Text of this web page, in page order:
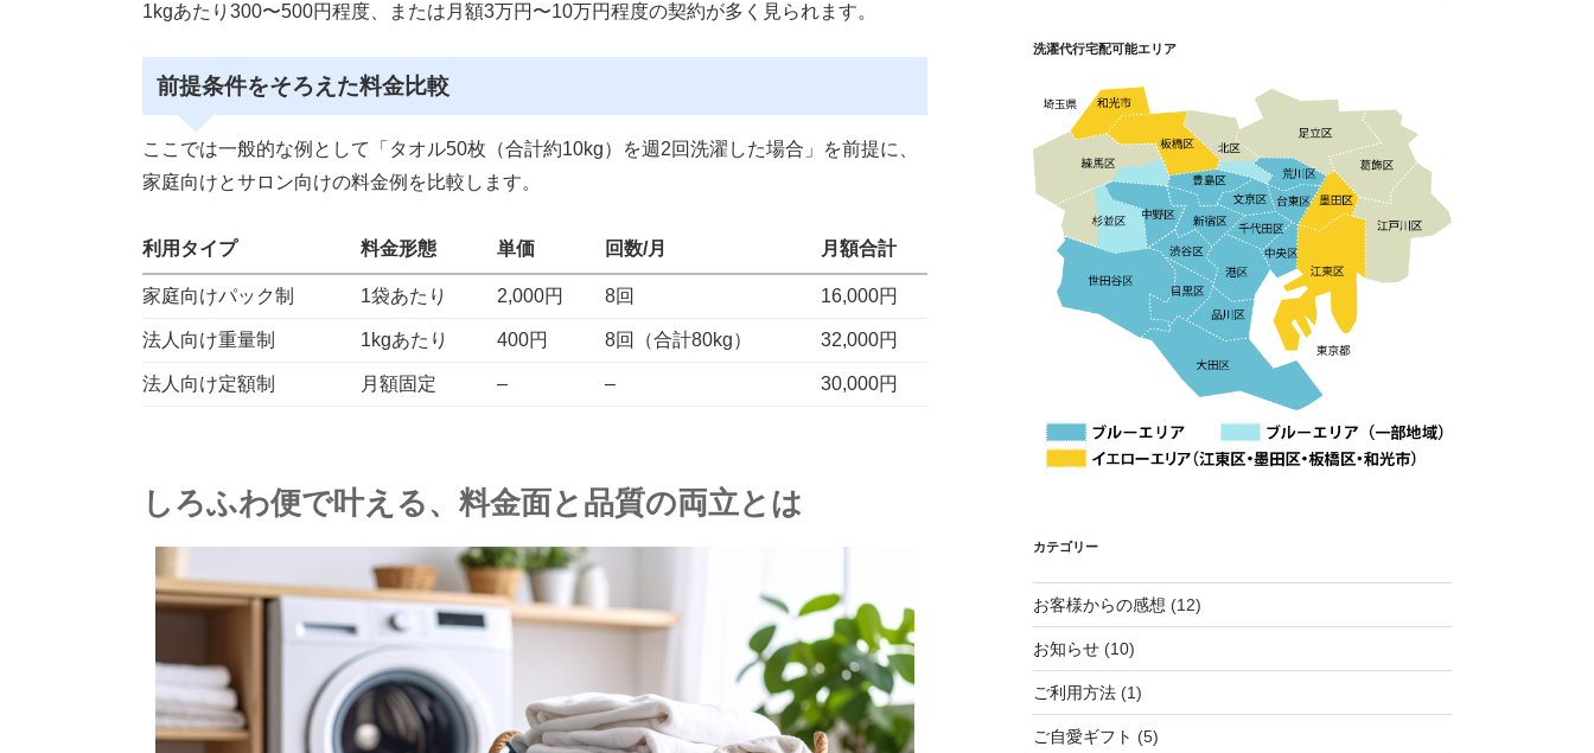
1kgあたり300〜500円程度、または月額3万円〜10万円程度の契約が多く見られます。
前提条件をそろえた料金比較
ここでは一般的な例として「タオル50枚（合計約10kg）を週2回洗濯した場合」を前提に、
家庭向けとサロン向けの料金例を比較します。
利用タイプ 料金形態 単価 回数/月 月額合計
家庭向けパック制 1袋あたり 2,000円 8回 16,000円
法人向け重量制 1kgあたり 400円 8回（合計80kg） 32,000円
法人向け定額制 月額固定 – – 30,000円
しろふわ便で叶える、料金面と品質の両立とは
洗濯代行宅配可能エリア
カテゴリー
お客様からの感想 (12)
お知らせ(10)
ご利用方法(1)
ご自愛ギフト (5)